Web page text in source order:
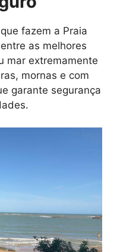
fazem a Praia
as melhores
mar extremamente
mornas e com
garante segurança